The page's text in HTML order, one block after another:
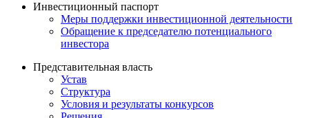
Инвестиционный паспорт
Меры поддержки инвестиционной деятельности
Обращение к председателю потенциального
инвестора
Представительная власть
Устав
Структура
Условия и результаты конкурсов